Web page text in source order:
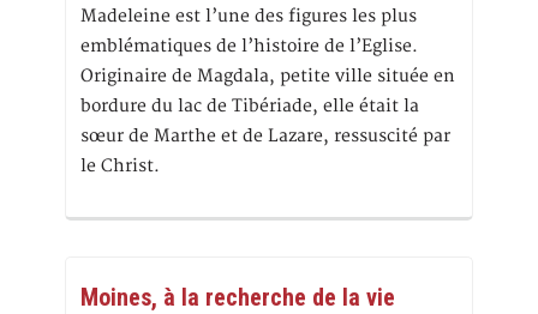
Madeleine est l’une des figures les plus
emblématiques de l’histoire de l’Eglise.
Originaire de Magdala, petite ville située en
bordure du lac de Tibériade, elle était la
sœur de Marthe et de Lazare, ressuscité par
le Christ.
Moines, à la recherche de la vie